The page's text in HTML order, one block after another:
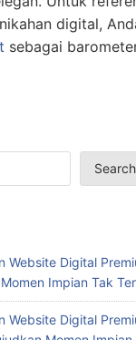
digital,
sebagai
Search
Website Digital
Impian Tak
Website Digital